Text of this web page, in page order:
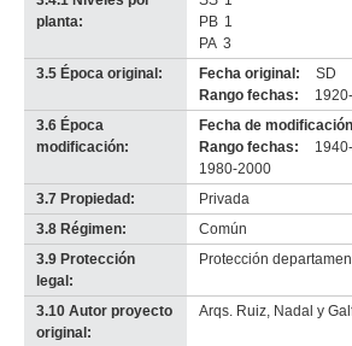
planta:
PB 1
PA 3
3.5 Época original:
Fecha original:
SD
Rango fechas:
3.6 Época
modificación:
Fecha de
Rango fechas:
1980-2000
3.7 Propiedad:
Privada
3.8 Régimen:
Común
3.9 Protección
legal:
Protección
3.10 Autor proyecto
original:
Arqs. Ruiz, Nadal y